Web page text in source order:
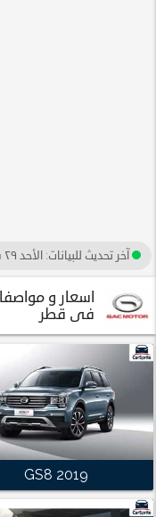
آخر تحديث للبيانات: الأحد ٢٩ سبتمبر ٢٠١٩
فى قطر
GS8 2019